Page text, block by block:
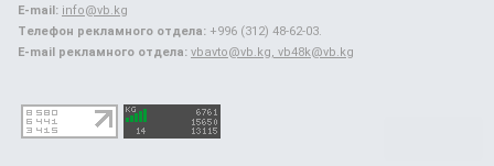
E-mail: info@vb.kg
Телефон рекламного отдела: +996 (312) 48-62-03.
E-mail рекламного отдела: vbavto@vb.kg, vb48k@vb.kg